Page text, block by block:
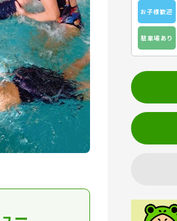
お子様歓迎
駐車場あり